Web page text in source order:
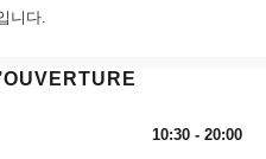
니다.
10:30 - 20:00